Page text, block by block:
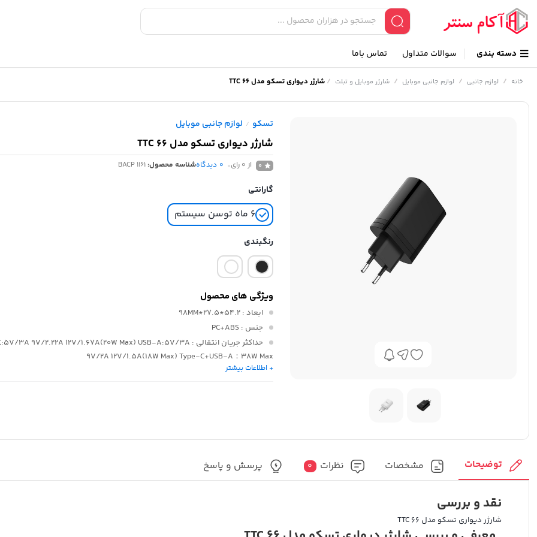
دسته بندی سوالات متداول تماس باما
خانه / لوازم جانبی / لوازم جانبی موبایل / شارژر موبایل و تبلت /شارژر دیواری تسکو مدل TTC 66
تسکو / لوازم جانبی موبایل
شارژر دیواری تسکو مدل TTC 66
0 از 0 رای 0 دیدگاهشناسه محصول: BACP 1161
گارانتی
۶ ماه توسن سیستم
رنگبندی
ویژگی های محصول
ابعاد : 54.2*27.5*98MM
جنس : PC+ABS
حداکثر جریان انتقالی 3A 9V/2.22A 12V/1.67A(20W Max) USB-A:5V/3A
9V/2A 12V/1.5A(18W Max) Type-C+USB-A：38W Max
تعداد درگاه خروجی
+ اطلاعات بیشتر
توضیحات مشخصات نظرات 0 پرسش و پاسخ
نقد و بررسی
شارژر دیواری تسکو مدل TTC 66